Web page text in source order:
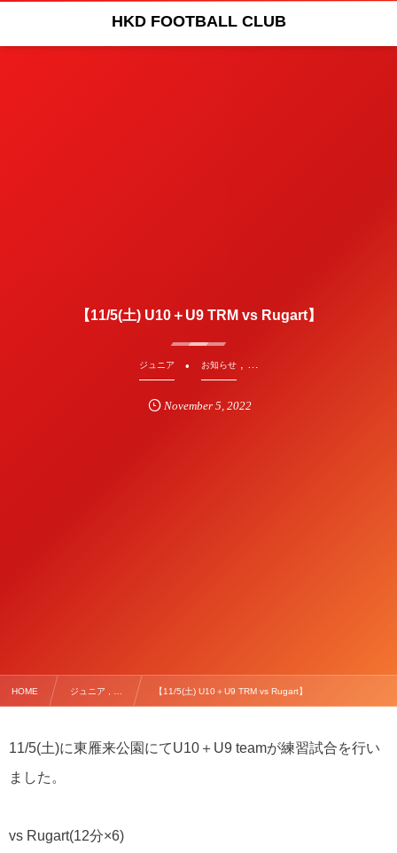
HKD FOOTBALL CLUB
【11/5(土) U10＋U9 TRM vs Rugart】
ジュニア お知らせ, …
November 5,2022
HOME ジュニア , … 【11/5(土) U10＋U9 TRM vs Rugart】
11/5(土)に東雁来公園にてU10＋U9 teamが練習試合を行い
ました。
vs Rugart(12分×6)